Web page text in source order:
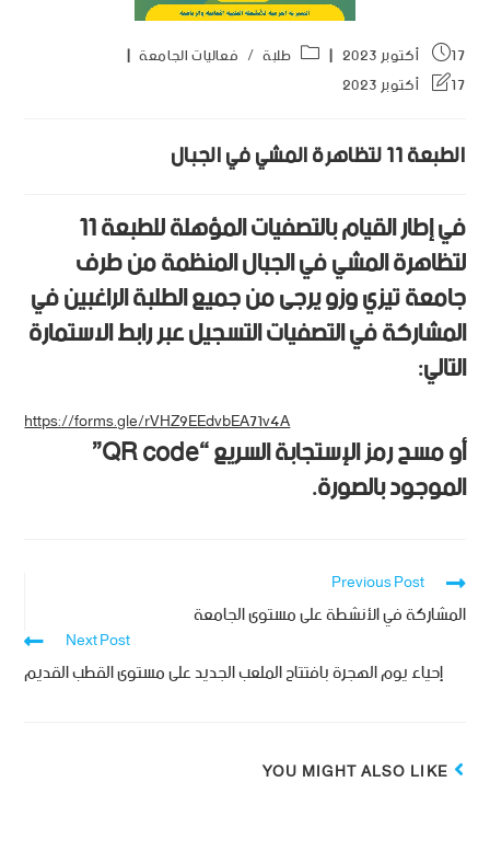
17 أكتوبر 2023 طلبة / فعاليات الجامعة
17 أكتوبر 2023
الطبعة 11 لتظاهرة المشي في الجبال
في إطار القيام بالتصفيات المؤهلة للطبعة 11
لتظاهرة المشي في الجبال المنظمة من طرف
جامعة تيزي وزو يرجى من جميع الطلبة الراغبين في
المشاركة في التصفيات التسجيل عبر رابط الاستمارة
التالي:
https://forms.gle/rVHZ9EEdvbEA71v4A
أو مسح رمز الإستجابة السريع “QR code”
الموجود بالصورة.
Previous Post
المشاركة في الأنشطة على مستوى الجامعة
Next Post
إحياء يوم الهجرة بافتتاح الملعب الجديد على مستوى القطب القديم
YOU MIGHT ALSO LIKE